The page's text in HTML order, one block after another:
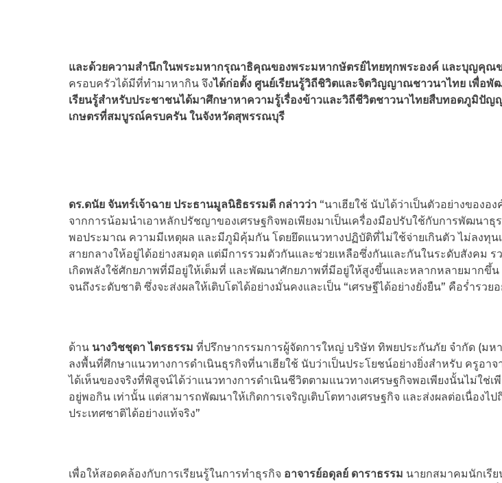
และด้วยความสำนึกในพระมหากรุณาธิคุณของพระมหากษัตรย์ไทยทุกพระองค์ และบุญคุณ
ครอบครัวได้มีที่ทำมาหากิน จึงได้ก่อตั้ง ศูนย์เรียนรู้วิถีชิวิตและจิตวิญญาณชาวนาไทย เพื่อพั
เรียนรู้สำหรับประชาชนได้มาศึกษาหาความรู้เรื่องข้าวและวิถีชีวิตชาวนาไทยสืบทอดภูมิปัญ
เกษตรที่สมบูรณ์ครบครัน ในจังหวัดสุพรรณบุรี
ดร.ดนัย จันทร์เจ้าฉาย ประธานมูลนิธิธรรมดี กล่าวว่า “นาเฮียใช้ นับได้ว่าเป็นตัวอย่างของอ
จากการน้อมนำเอาหลักปรัชญาของเศรษฐกิจพอเพียงมาเป็นเครื่องมือปรับใช้กับการพัฒนา
พอประมาณ ความมีเหตุผล และมีภูมิคุ้มกัน โดยยึดแนวทางปฏิบัติที่ไม่ใช้จ่ายเกินตัว ไม่ลงทุน
สายกลางให้อยู่ได้อย่างสมดุล แต่มีการรวมตัวกันและช่วยเหลือซึ่งกันและกันในระดับสังคม
เกิดพลังใช้ศักยภาพที่มีอยู่ให้เต็มที่ และพัฒนาศักยภาพที่มีอยู่ให้สูงขึ้นและหลากหลายมากขึ้น
จนถึงระดับชาติ ซึ่งจะส่งผลให้เติบโตได้อย่างมั่นคงและเป็น “เศรษฐีได้อย่างยั่งยืน” คือร่ำรว
ด้าน นางวิชชุดา ไตรธรรม ที่ปรึกษากรรมการผู้จัดการใหญ่ บริษัท ทิพยประกันภัย จำกัด (มหา
ลงพื้นที่ศึกษาแนวทางการดำเนินธุรกิจที่นาเฮียใช้ นับว่าเป็นประโยชน์อย่างยิ่งสำหรับ ครูอาจ
ได้เห็นของจริงที่พิสูจน์ได้ว่าแนวทางการดำเนินชีวิตตามแนวทางเศรษฐกิจพอเพียงนั้นไม่ใช่
อยู่พอกิน เท่านั้น แต่สามารถพัฒนาให้เกิดการเจริญเติบโตทางเศรษฐกิจ และส่งผลต่อเนื่องไ
ประเทศชาติได้อย่างแท้จริง”
เพื่อให้สอดคล้องกับการเรียนรู้ในการทำธุรกิจ อาจารย์อดุลย์ ดาราธรรม นายกสมาคมนักเรีย